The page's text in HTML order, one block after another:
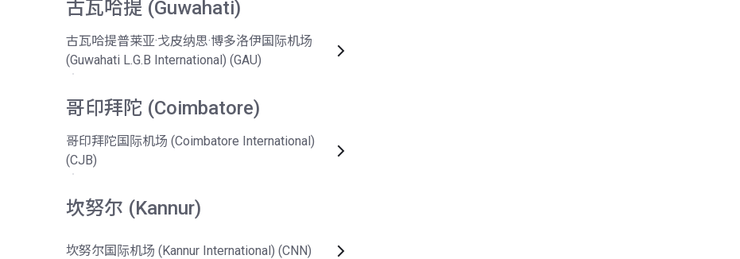
古瓦哈提 (Guwahati)
古瓦哈提普莱亚·戈皮纳思·博多洛伊国际机场
(Guwahati L.G.B International) (GAU)
哥印拜陀 (Coimbatore)
哥印拜陀国际机场 (Coimbatore International)
(CJB)
坎努尔 (Kannur)
坎努尔国际机场 (Kannur International) (CNN)